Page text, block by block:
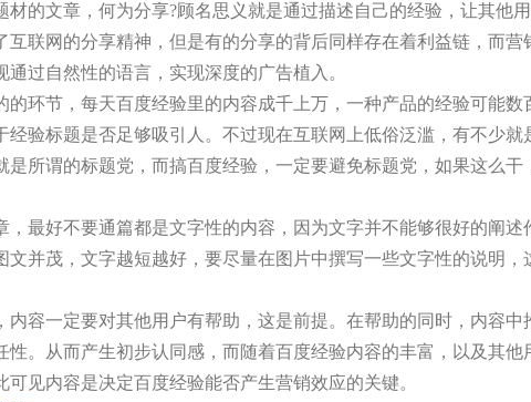
材的文章，何为分享?顾名思义就是通过描述自己的经验，让其他
互联网的分享精神，但是有的分享的背后同样存在着利益链，而
过自然性的语言，实现深度的广告植入。
的环节，每天百度经验里的内容成千上万，一种产品的经验可能
经验标题是否足够吸引人。不过现在互联网上低俗泛滥，有不少
所谓的标题党，而搞百度经验，一定要避免标题党，如果这么
，最好不要通篇都是文字性的内容，因为文字并不能够很好的阐
文并茂，文字越短越好，要尽量在图片中撰写一些文字性的说明
内容一定要对其他用户有帮助，这是前提。在帮助的同时，内容
性。从而产生初步认同感，而随着百度经验内容的丰富，以及其
见内容是决定百度经验能否产生营销效应的关键。